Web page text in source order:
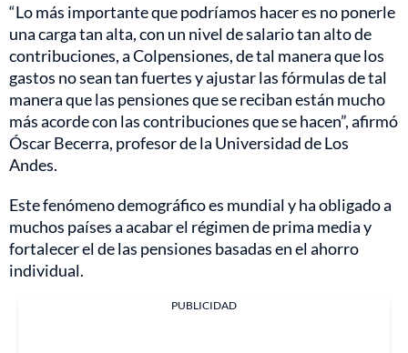
“Lo más importante que podríamos hacer es no ponerle
una carga tan alta, con un nivel de salario tan alto de
contribuciones, a Colpensiones, de tal manera que los
gastos no sean tan fuertes y ajustar las fórmulas de tal
manera que las pensiones que se reciban están mucho
más acorde con las contribuciones que se hacen”, afirmó
Óscar Becerra, profesor de la Universidad de Los
Andes.
Este fenómeno demográfico es mundial y ha obligado a
muchos países a acabar el régimen de prima media y
fortalecer el de las pensiones basadas en el ahorro
individual.
PUBLICIDAD